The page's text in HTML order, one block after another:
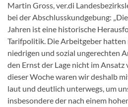
Martin Gross, ver.di
bei der Abschlusskundgebung:
Jahren ist eine historische
Tarifpolitik. Die Arbeitgeber hatten
niedrigen und sozial ungerechten
den Ernst der Lage nicht im Ansatz
dieser Woche waren wir deshalb
laut und deutlich unterwegs, um
insbesondere der nach einem